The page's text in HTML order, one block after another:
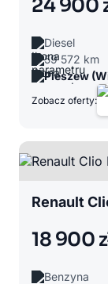
24 900
Diesel
59 572 km
Pleszew
Zobacz oferty:
Renault
18 900
Benzyna